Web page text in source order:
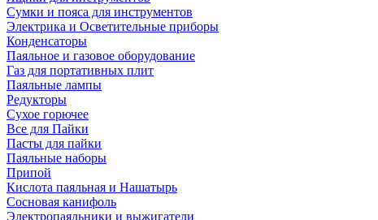
Сумки и пояса для инструментов
Электрика и Осветительные приборы
Конденсаторы
Паяльное и газовое оборудование
Газ для портативных плит
Паяльные лампы
Редукторы
Сухое горючее
Все для Пайки
Пасты для пайки
Паяльные наборы
Припой
Кислота паяльная и Нашатырь
Сосновая канифоль
Электропаяльники и выжигатели